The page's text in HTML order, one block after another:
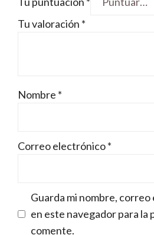
Tu valoración *
Nombre *
Correo electrónico*
Guarda mi nombre,
en este navegador para la
comente.